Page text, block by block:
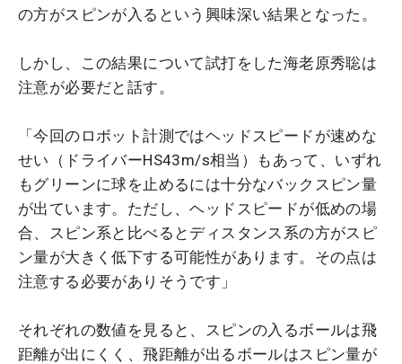
の方がスピンが入るという興味深い結果となった。
しかし、この結果について試打をした海老原秀聡は
注意が必要だと話す。
「今回のロボット計測ではヘッドスピードが速めな
せい（ドライバーHS43m/s相当）もあって、いずれ
もグリーンに球を止めるには十分なバックスピン量
が出ています。ただし、ヘッドスピードが低めの場
合、スピン系と比べるとディスタンス系の方がスピ
ン量が大きく低下する可能性があります。その点は
注意する必要がありそうです」
それぞれの数値を見ると、スピンの入るボールは飛
距離が出にくく、飛距離が出るボールはスピン量が